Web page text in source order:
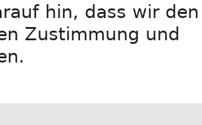
hin, dass wir den
Zustimmung und